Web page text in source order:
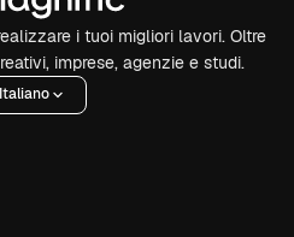
i tuoi migliori lavori. Oltre
imprese, agenzie e studi.
Italiano